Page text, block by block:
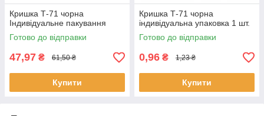
Кришка Т-71 чорна
Індивідуальне пакування
Готово до відправки
47,97 ₴ 61,50 ₴
Купити
Кришка Т-71 чорна
індивідуальна упаковка 1 шт.
Готово до відправки
0,96 ₴ 1,23 ₴
Купити